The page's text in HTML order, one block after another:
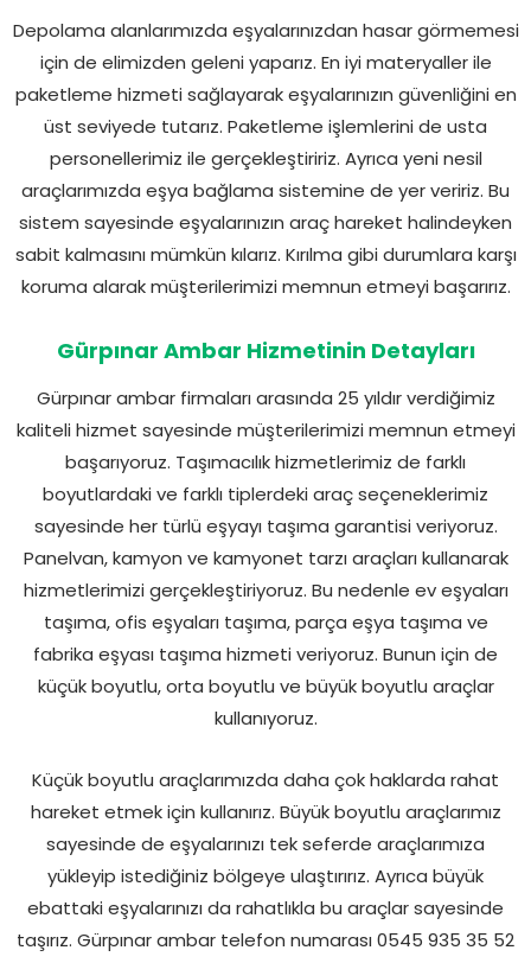
Depolama alanlarımızda eşyalarınızdan hasar görmemesi
için de elimizden geleni yaparız. En iyi materyaller ile
paketleme hizmeti sağlayarak eşyalarınızın güvenliğini en
üst seviyede tutarız. Paketleme işlemlerini de usta
personellerimiz ile gerçekleştiririz. Ayrıca yeni nesil
araçlarımızda eşya bağlama sistemine de yer veririz. Bu
sistem sayesinde eşyalarınızın araç hareket halindeyken
sabit kalmasını mümkün kılarız. Kırılma gibi durumlara karşı
koruma alarak müşterilerimizi memnun etmeyi başarırız.
Gürpınar Ambar Hizmetinin Detayları
Gürpınar ambar firmaları arasında 25 yıldır verdiğimiz
kaliteli hizmet sayesinde müşterilerimizi memnun etmeyi
başarıyoruz. Taşımacılık hizmetlerimiz de farklı
boyutlardaki ve farklı tiplerdeki araç seçeneklerimiz
sayesinde her türlü eşyayı taşıma garantisi veriyoruz.
Panelvan, kamyon ve kamyonet tarzı araçları kullanarak
hizmetlerimizi gerçekleştiriyoruz. Bu nedenle ev eşyaları
taşıma, ofis eşyaları taşıma, parça eşya taşıma ve
fabrika eşyası taşıma hizmeti veriyoruz. Bunun için de
küçük boyutlu, orta boyutlu ve büyük boyutlu araçlar
kullanıyoruz.
Küçük boyutlu araçlarımızda daha çok haklarda rahat
hareket etmek için kullanırız. Büyük boyutlu araçlarımız
sayesinde de eşyalarınızı tek seferde araçlarımıza
yükleyip istediğiniz bölgeye ulaştırırız. Ayrıca büyük
ebattaki eşyalarınızı da rahatlıkla bu araçlar sayesinde
taşırız. Gürpınar ambar telefon numarası 0545 935 35 52